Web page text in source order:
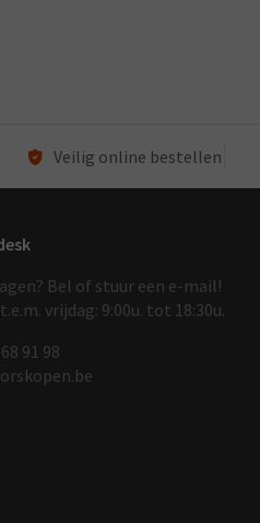
Veilig online bestellen
Bel of stuur een e-mail!
vrijdag: 9:00u. tot 18:30u.
91 98